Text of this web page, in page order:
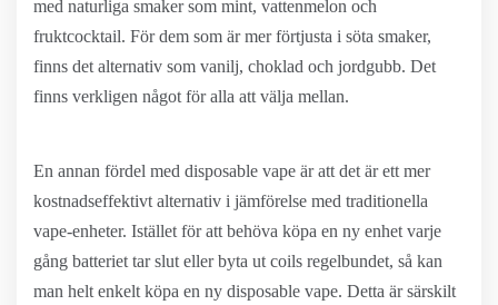
med naturliga smaker som mint, vattenmelon och
fruktcocktail. För dem som är mer förtjusta i söta smaker,
finns det alternativ som vanilj, choklad och jordgubb. Det
finns verkligen något för alla att välja mellan.
En annan fördel med disposable vape är att det är ett mer
kostnadseffektivt alternativ i jämförelse med traditionella
vape-enheter. Istället för att behöva köpa en ny enhet varje
gång batteriet tar slut eller byta ut coils regelbundet, så kan
man helt enkelt köpa en ny disposable vape. Detta är särskilt